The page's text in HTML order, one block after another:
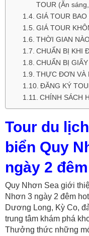
TOUR (Ăn
GIÁ TOUR BAO
GIÁ TOUR
THỜI GIAN
CHUẨN BỊ KHI
CHUẨN BỊ
THỰC ĐƠN VÀ
ĐĂNG KÝ
CHÍNH SÁCH
Tour du
biển Quy
ngày 2
Quy Nhơn Sea giới
Nhơn 3 ngày 2 đêm
Dương Long, Kỳ Co,
trung tâm khám phá
Thưởng thức những